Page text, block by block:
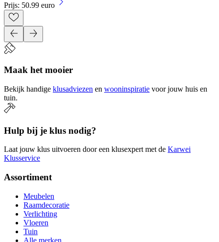
Prijs: 50.99 euro
Maak het mooier
Bekijk handige klusadviezen en wooninspiratie voor jouw huis en
tuin.
Hulp bij je klus nodig?
Laat jouw klus uitvoeren door een klusexpert met de Karwei
Klusservice
Assortiment
Meubelen
Raamdecoratie
Verlichting
Vloeren
Tuin
Alle merken